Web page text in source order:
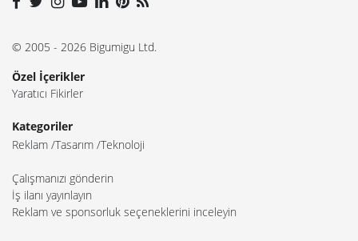
© 2005 - 2026 Bigumigu Ltd.
Özel İçerikler
Yaratıcı Fikirler
Kategoriler
Reklam Tasarım Teknoloji
Çalışmanızı gönderin
İş ilanı yayınlayın
Reklam ve sponsorluk seçeneklerini inceleyin